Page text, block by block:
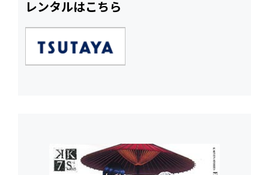
レンタルはこちら